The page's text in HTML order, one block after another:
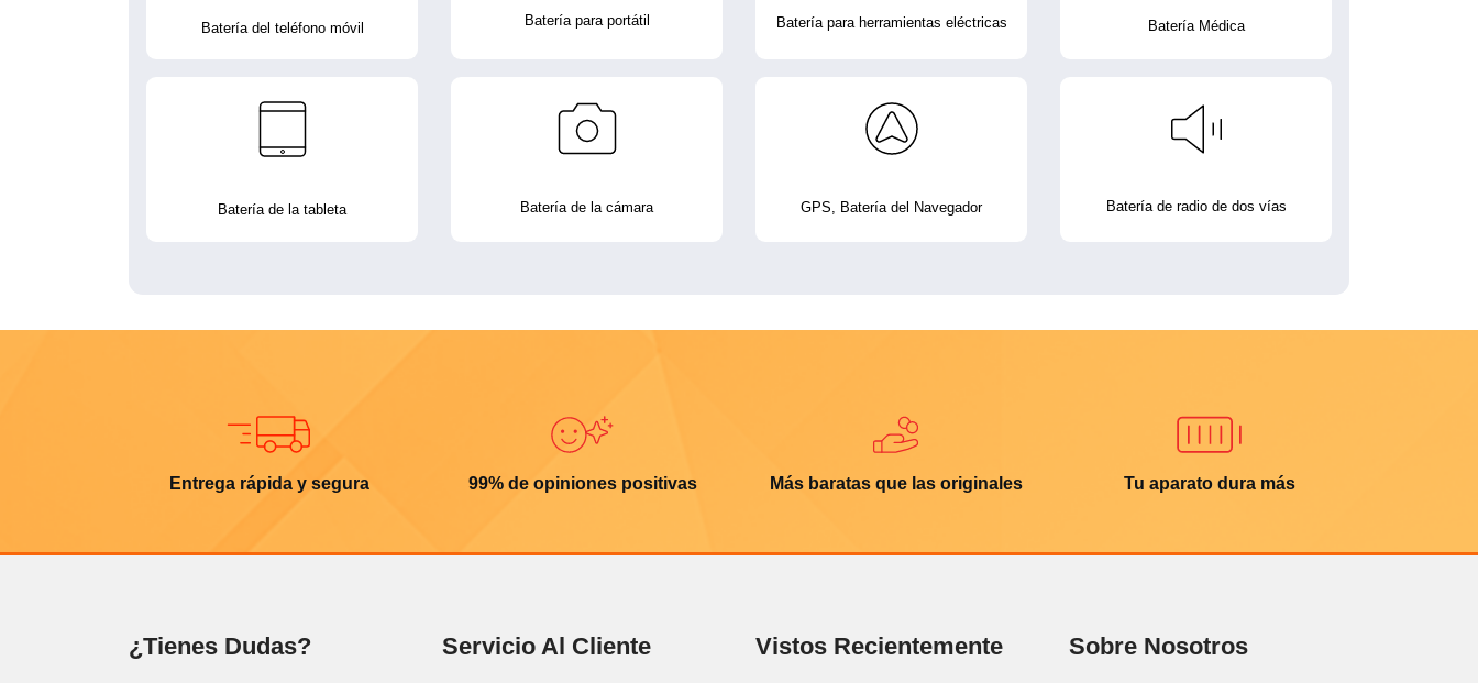
Batería del teléfono móvil Batería para portátil Batería para herramientas eléctricas Batería Médica
Batería de la tableta Batería de la cámara GPS, Batería del Navegador Batería de radio de dos vías
Entrega rápida y segura 99% de opiniones positivas Más baratas que las originales Tu aparato dura más
¿Tienes Dudas? Servicio Al Cliente Vistos Recientemente Sobre Nosotros